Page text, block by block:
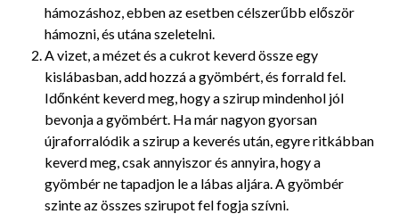
hámozáshoz, ebben az esetben célszerűbb először
hámozni, és utána szeletelni.
A vizet, a mézet és a cukrot keverd össze egy
kislábasban, add hozzá a gyömbért, és forrald fel.
Időnként keverd meg, hogy a szirup mindenhol jól
bevonja a gyömbért. Ha már nagyon gyorsan
újraforralódik a szirup a keverés után, egyre ritkábban
keverd meg, csak annyiszor és annyira, hogy a
gyömbér ne tapadjon le a lábas aljára. A gyömbér
szinte az összes szirupot fel fogja szívni.